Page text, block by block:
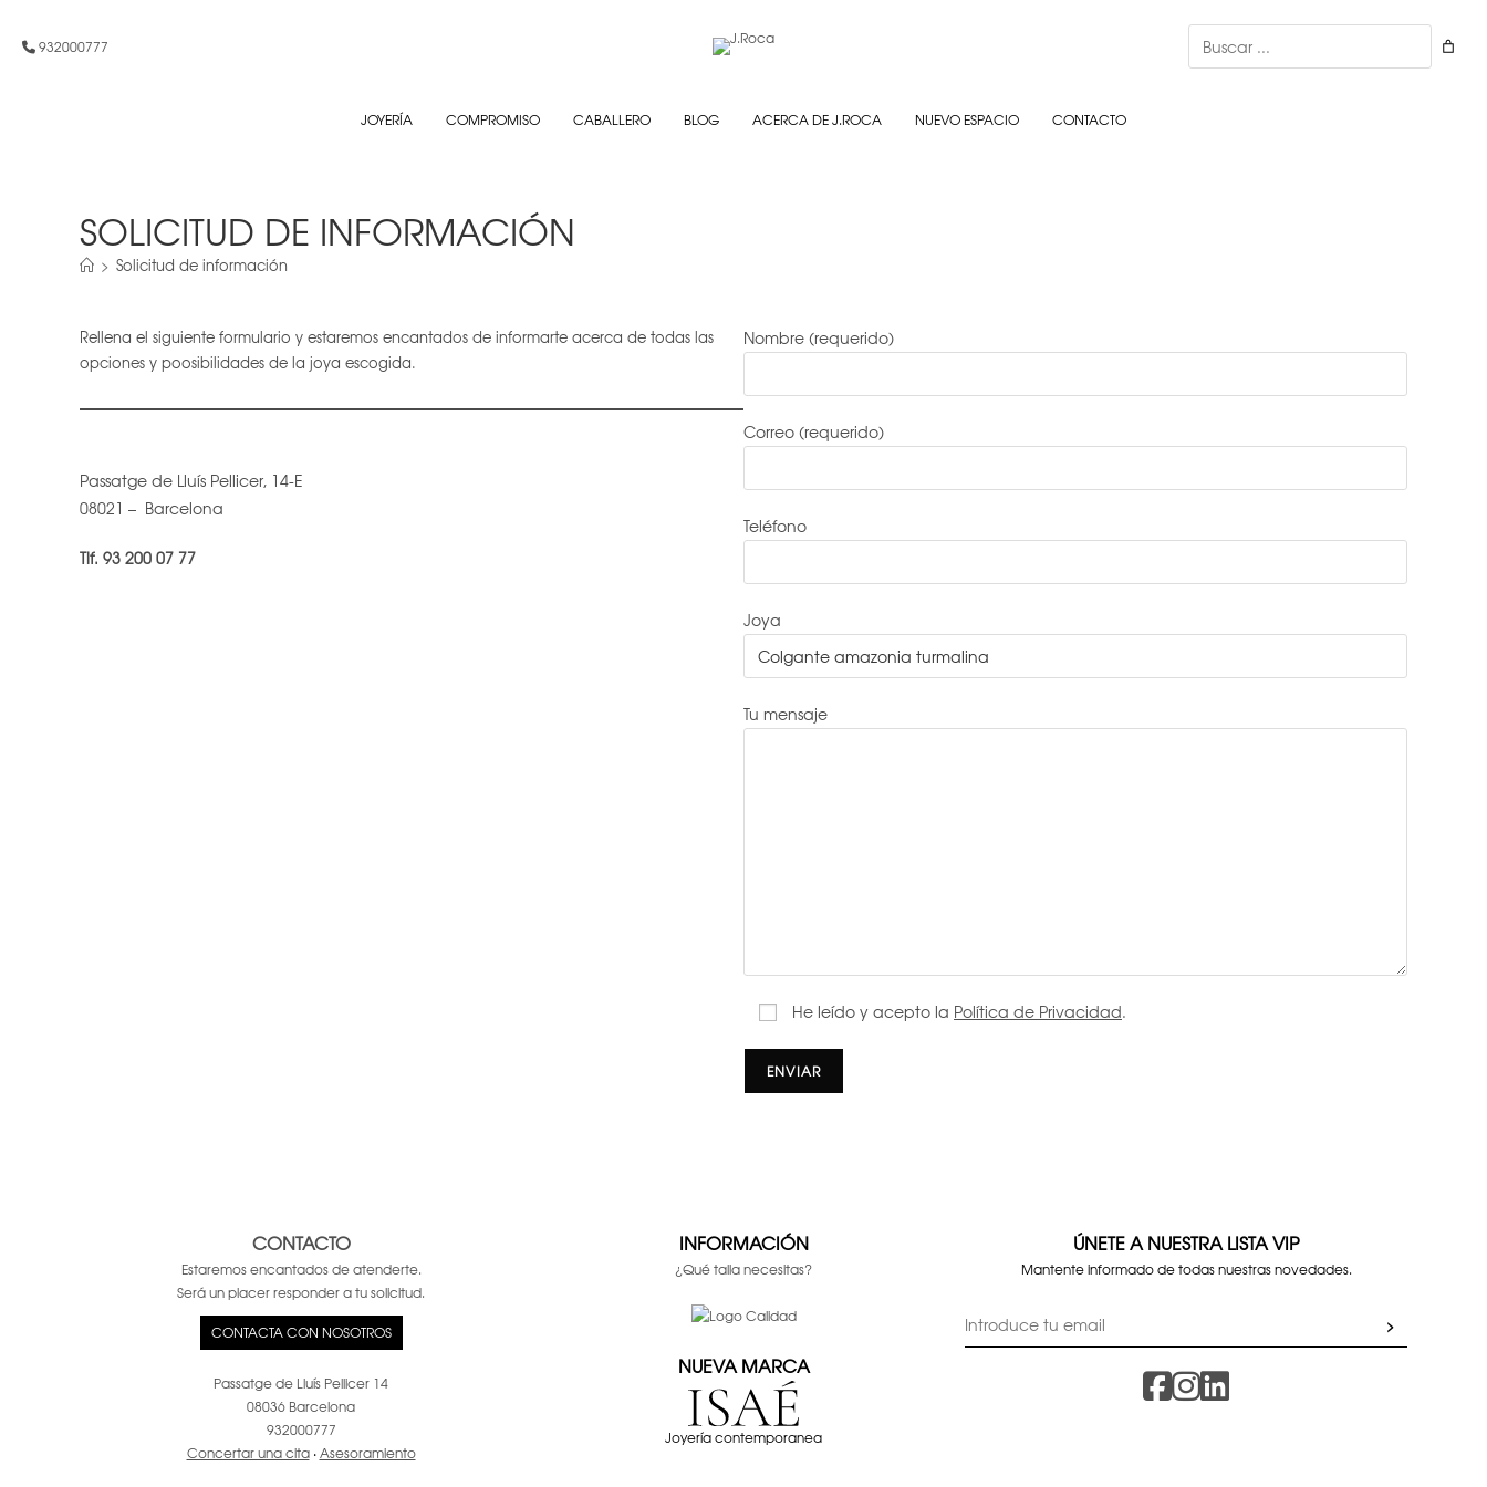
932000777 Buscar
JOYERÍA COMPROMISO CABALLERO BLOG ACERCA DE J.ROCA NUEVO ESPACIO CONTACTO
SOLICITUD DE INFORMACIÓN
> Solicitud de información
Rellena el siguiente formulario y estaremos encantados de informarte acerca de todas las
opciones y poosibilidades de la joya escogida.
Passatge de Lluís Pellicer, 14-E
08021 – Barcelona
Tlf. 93 200 07 77
Nombre (requerido)
Correo (requerido)
Teléfono
Joya
Tu mensaje
He leído y acepto la Política de Privacidad.
CONTACTO
Estaremos encantados de atenderte.
Será un placer responder a tu solicitud.
CONTACTA CON NOSOTROS
Passatge de Lluís Pellicer 14
08036 Barcelona
932000777
Concertar una cita·Asesoramiento
INFORMACIÓN
¿Qué talla necesitas?
NUEVA MARCA
Joyería contemporanea
ÚNETE A NUESTRA LISTA VIP
Mantente informado de todas nuestras novedades.